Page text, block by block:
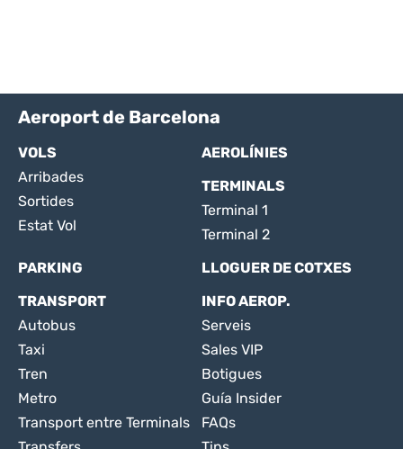
Aeroport de Barcelona
VOLS
Arribades
Sortides
Estat Vol
AEROLÍNIES
TERMINALS
Terminal 1
Terminal 2
PARKING
LLOGUER DE COTXES
TRANSPORT
Autobus
Taxi
Tren
Metro
Transport entre Terminals
INFO AEROP.
Serveis
Sales VIP
Botigues
Guía Insider
FAQs